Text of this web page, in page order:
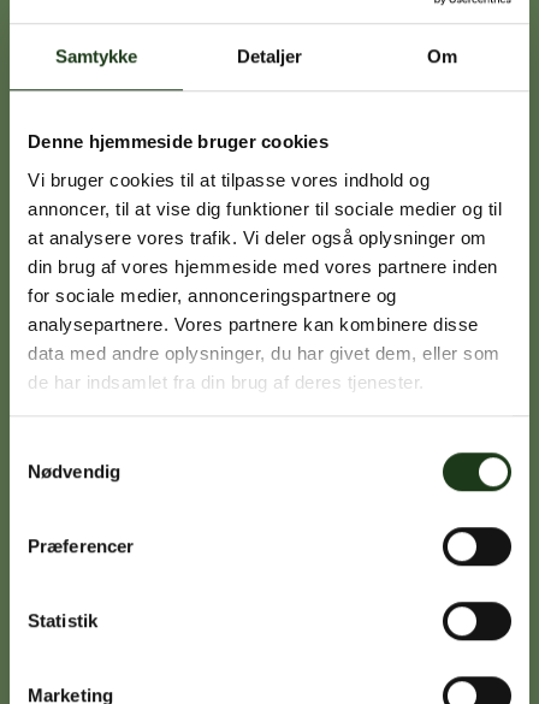
Samtykke Detaljer Om
Denne hjemmeside bruger cookies
Vi bruger cookies til at tilpasse vores indhold og
annoncer, til at vise dig funktioner til sociale medier og til
at analysere vores trafik. Vi deler også oplysninger om
din brug af vores hjemmeside med vores partnere inden
for sociale medier, annonceringspartnere og
analysepartnere. Vores partnere kan kombinere disse
data med andre oplysninger, du har givet dem, eller som
de har indsamlet fra din brug af deres tjenester.
Nødvendig
Præferencer
Statistik
Marketing
Vores afdelinger
Holbæk
59 45 10 14
Signe Vinding
Nykøbing Sj.
59 91 99 77